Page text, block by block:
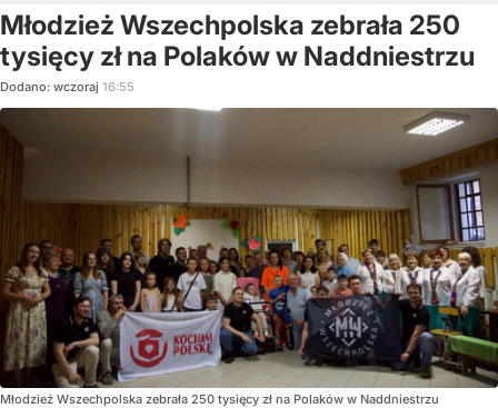
Młodzież Wszechpolska zebrała 250
tysięcy zł na Polaków w Naddniestrzu
Dodano: wczoraj 16:55
Młodzież Wszechpolska zebrała 250 tysięcy zł na Polaków w Naddniestrzu